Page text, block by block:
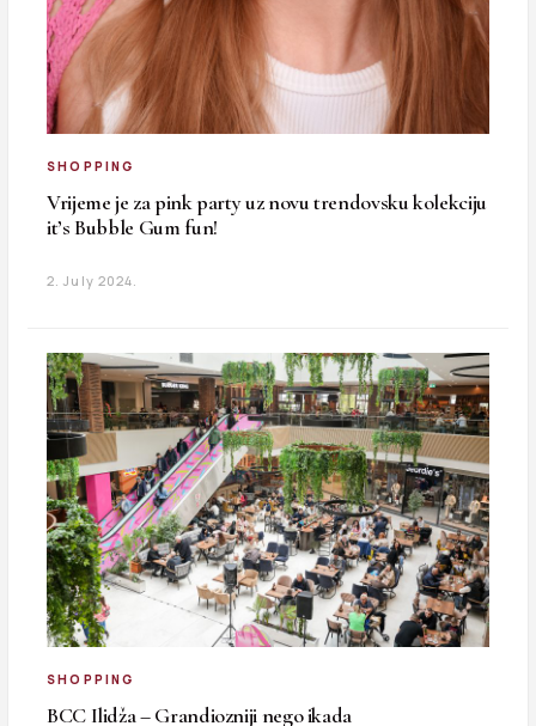
SHOPPING
Vrijeme je za pink party uz novu trendovsku kolekciju
it’s Bubble Gum fun!
2. July 2024.
SHOPPING
BCC Ilidža – Grandiozniji nego ikada